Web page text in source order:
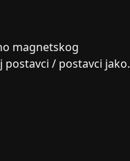
magnetskog
postavci / postavci jako.